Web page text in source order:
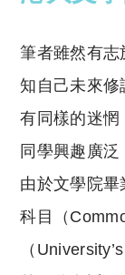
筆者雖然有志
知自己未來
有同樣的迷惘
同學興趣廣泛
由於文學院
科目（
（